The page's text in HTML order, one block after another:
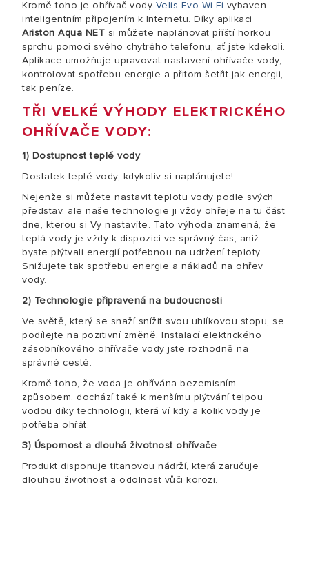
Kromě toho je ohřívač vody Velis Evo Wi-Fi vybaven
inteligentním připojením k Internetu. Díky aplikaci
Ariston Aqua NET si můžete naplánovat příští horkou
sprchu pomocí svého chytrého telefonu, ať jste kdekoli.
Aplikace umožňuje upravovat nastavení ohřívače vody,
kontrolovat spotřebu energie a přitom šetřit jak energii,
tak peníze.
TŘI VELKÉ VÝHODY ELEKTRICKÉHO
OHŘÍVAČE VODY:
1) Dostupnost teplé vody
Dostatek teplé vody, kdykoliv si naplánujete!
Nejenže si můžete nastavit teplotu vody podle svých
představ, ale naše technologie ji vždy ohřeje na tu část
dne, kterou si Vy nastavíte. Tato výhoda znamená, že
teplá vody je vždy k dispozici ve správný čas, aniž
byste plýtvali energií potřebnou na udržení teploty.
Snižujete tak spotřebu energie a nákladů na ohřev
vody.
2) Technologie připravená na budoucnosti
Ve světě, který se snaží snížit svou uhlíkovou stopu, se
podílejte na pozitivní změně. Instalací elektrického
zásobníkového ohřívače vody jste rozhodně na
správné cestě.
Kromě toho, že voda je ohřívána bezemisním
způsobem, dochází také k menšímu plýtvání telpou
vodou díky technologii, která ví kdy a kolik vody je
potřeba ohřát.
3) Úspornost a dlouhá životnost ohřívače
Produkt disponuje titanovou nádrží, která zaručuje
dlouhou životnost a odolnost vůči korozi.